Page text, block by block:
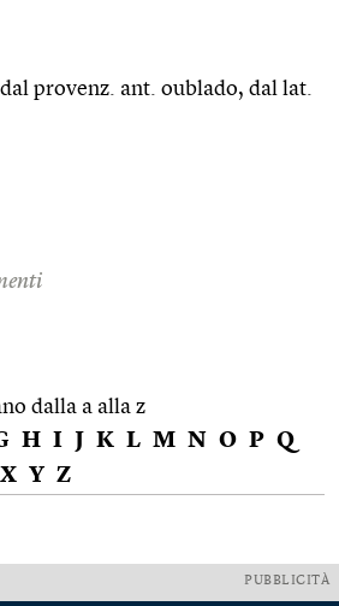
provenz. ant. oublado, dal lat.
dalla a alla z
H I J K L M N O P Q
X Y Z
PUBBLICITÀ